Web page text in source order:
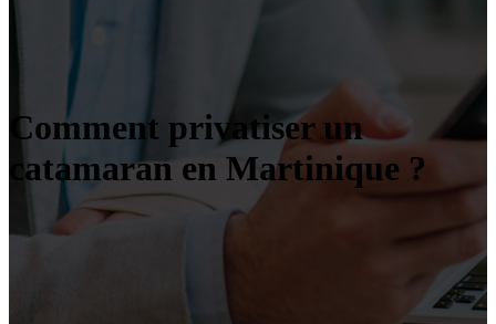
Comment privatiser un
catamaran en Martinique ?